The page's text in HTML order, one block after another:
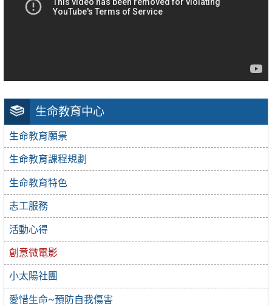
生命教育中心
生命教育願景
生命教育課程規劃
生命教育特色
志工服務
活動心得
創意微電影
小太陽社團
愛惜生命~預防自我傷害